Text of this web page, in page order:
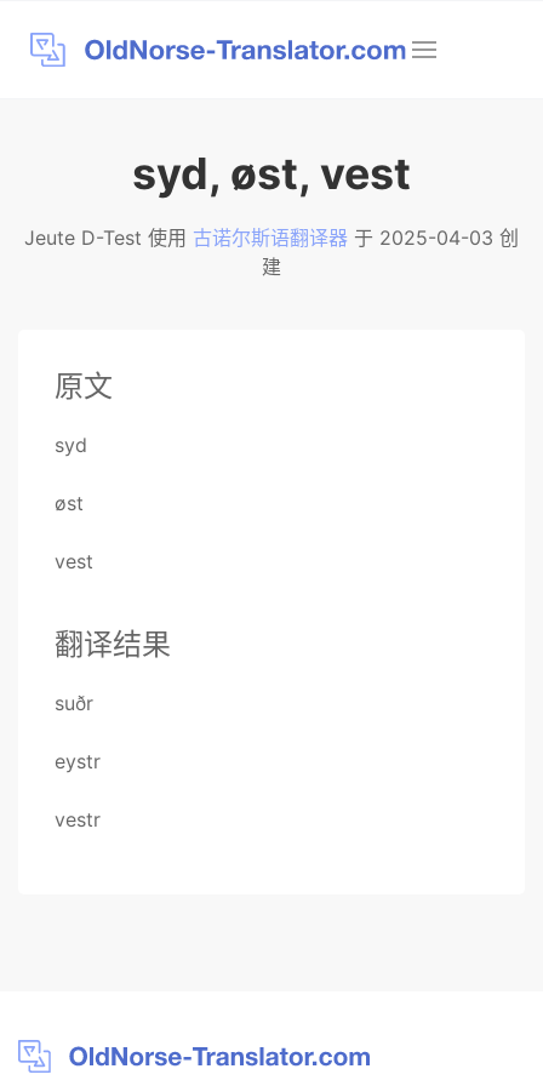
syd, øst, vest
Jeute D-Test 使用 古诺尔斯语翻译器 于 2025-04-03 创
建
原文
syd
øst
vest
翻译结果
suðr
eystr
vestr